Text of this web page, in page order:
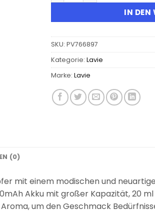
IN DEN
SKU: PV766897
Kategorie: Lavie
Marke: Lavie
(0)
mit einem modischen und
Akku mit großer Kapazität, 20
um den Geschmack